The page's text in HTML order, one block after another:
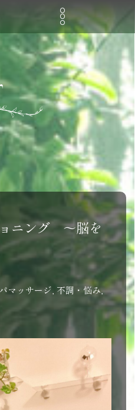
ニング 〜脳を
マッサージ 不調・悩み,